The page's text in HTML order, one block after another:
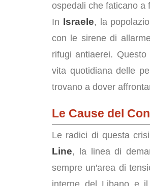
ospedali che faticano a
In Israele, la
con le sirene di
rifugi antiaerei.
vita quotidiana delle
trovano a dover
Le Cause del
Le radici di questa
Line, la linea di
sempre un'area di
interne del Libano e